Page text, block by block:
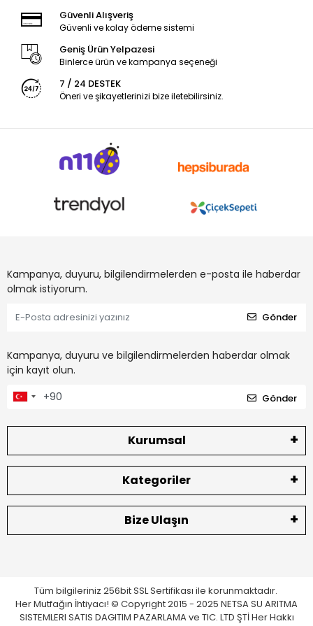
Güvenli Alışveriş
Güvenli ve kolay ödeme sistemi
Geniş Ürün Yelpazesi
Binlerce ürün ve kampanya seçeneği
7 / 24 DESTEK
Öneri ve şikayetlerinizi bize iletebilirsiniz.
Kampanya, duyuru, bilgilendirmelerden e-posta ile haberdar
olmak istiyorum.
Gönder
Kampanya, duyuru ve bilgilendirmelerden haberdar olmak
için kayıt olun.
Gönder
Kurumsal
Kategoriler
Bize Ulaşın
Tüm bilgileriniz 256bit SSL Sertifikası ile korunmaktadır.
Her Mutfağın İhtiyacı! © Copyright 2015 - 2025 NETSA SU ARITMA
SISTEMLERI SATIS DAGITIM PAZARLAMA ve TIC. LTD ŞTİ Her Hakkı